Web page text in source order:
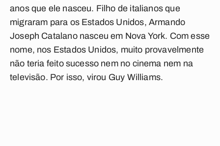
anos que ele nasceu. Filho de italianos que
migraram para os Estados Unidos, Armando
Joseph Catalano nasceu em Nova York. Com esse
nome, nos Estados Unidos, muito provavelmente
não teria feito sucesso nem no cinema nem na
televisão. Por isso, virou Guy Williams.